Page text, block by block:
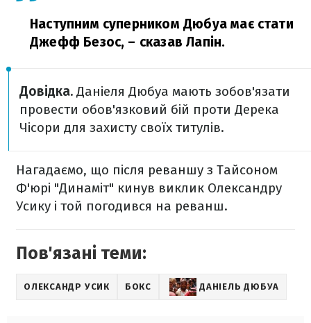
Наступним суперником Дюбуа має стати
Джефф Безос, – сказав Лапін.
Довідка. Даніеля Дюбуа мають зобов'язати
провести обов'язковий бій проти Дерека
Чісори для захисту своїх титулів.
Нагадаємо, що після реваншу з Тайсоном
Ф'юрі "Динаміт" кинув виклик Олександру
Усику і той погодився на реванш.
Пов'язані теми:
ОЛЕКСАНДР УСИК БОКС ДАНІЕЛЬ ДЮБУА